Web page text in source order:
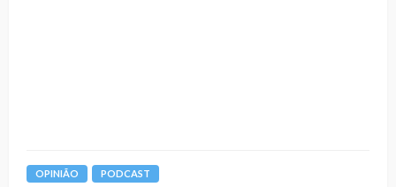
OPINIÃO PODCAST